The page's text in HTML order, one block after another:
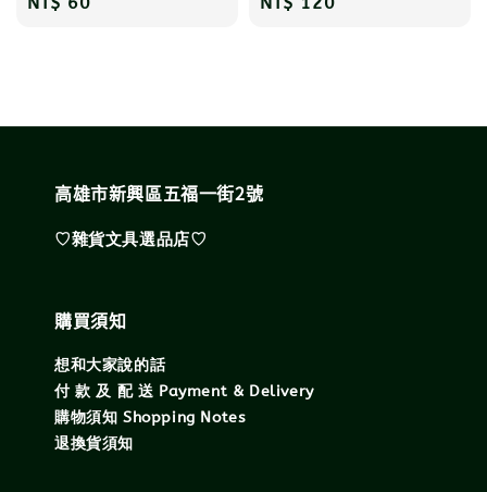
高雄市新興區五福一街2號
♡雜貨文具選品店♡
購買須知
想和大家說的話
付 款 及 配 送 Payment & Delivery
購物須知 Shopping Notes
退換貨須知